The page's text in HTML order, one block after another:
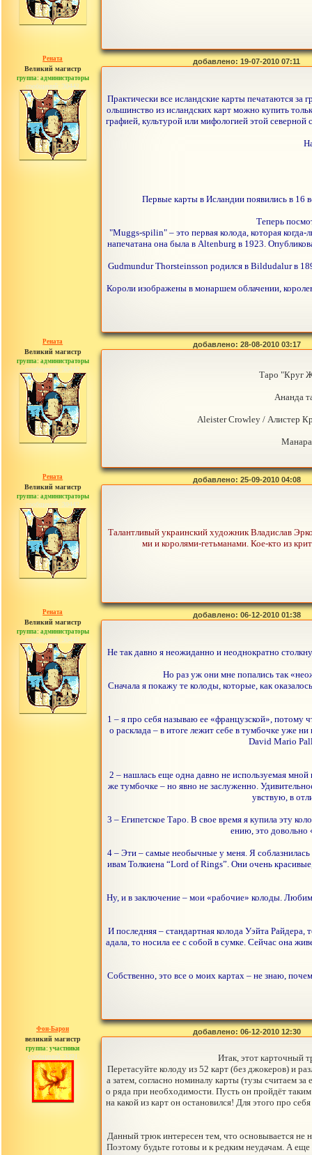
Рената
Великий магистр
группа: администраторы
сообщений: 30442
добавлено: 19-07-2010 07:11
Практически все исландские карты печатаются
ольшинство из исландских карт можно купить
графией, культурой или мифологией этой
Первые карты в Исландии появились в 16
Теперь
"Muggs-spilin" – это первая колода, которая
напечатана она была в Altenburg в 1923.
Gudmundur Thorsteinsson родился в Bildudalur в
Короли изображены в монаршем облачении,
Рената
Великий магистр
группа: администраторы
сообщений: 30442
добавлено: 28-08-2010 03:17
Таро "Круг
Ананда
Aleister Crowley / Алистер
Рената
Великий магистр
группа: администраторы
сообщений: 30442
добавлено: 25-09-2010 04:08
Талантливый украинский художник Владислав
ми и королями-гетьманами. Кое-кто из
Рената
Великий магистр
группа: администраторы
сообщений: 30442
добавлено: 06-12-2010 01:38
Не так давно я неожиданно и неоднократно
Но раз уж они мне попались так
Сначала я покажу те колоды, которые, как
1 – я про себя называю ее «французской», потому
о расклада – в итоге лежит себе в тумбочке уже
David Mario
2 – нашлась еще одна давно не используемая
же тумбочке – но явно не заслуженно.
увствую, в
3 – Египетское Таро. В свое время я купила эту
ению, это довольно
4 – Эти – самые необычные у меня. Я соблазнилась
ивам Толкиена “Lord of Rings”. Они очень
Ну, и в заключение – мои «рабочие» колоды.
И последняя – стандартная колода Уэйта Райдера,
адала, то носила ее с собой в сумке. Сейчас она
Собственно, это все о моих картах – не знаю,
Фон-Барон
великий магистр
группа: участники
сообщений: 3391
добавлено: 06-12-2010 12:30
Итак, этот карточный
Перетасуйте колоду из 52 карт (без джокеров) и
а затем, согласно номиналу карты (тузы считаем
о ряда при необходимости. Пусть он пройдёт
на какой из карт он остановился! Для этого про
Данный трюк интересен тем, что основывается не
Поэтому будьте готовы и к редким неудачам. А